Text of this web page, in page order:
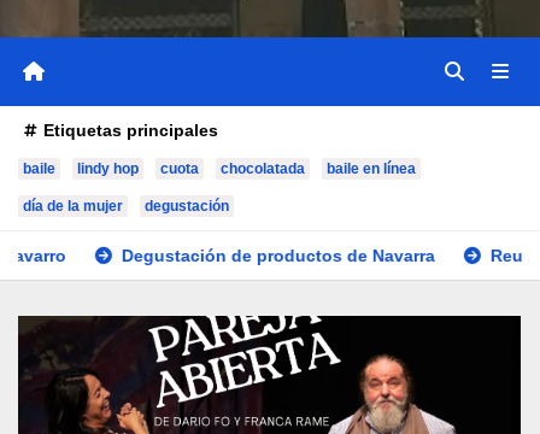
Etiquetas principales
baile lindy hop cuota chocolatada baile en línea
día de la mujer degustación
de productos de Navarra Reunión de la